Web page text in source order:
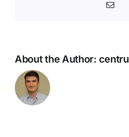
Email
About the Author: